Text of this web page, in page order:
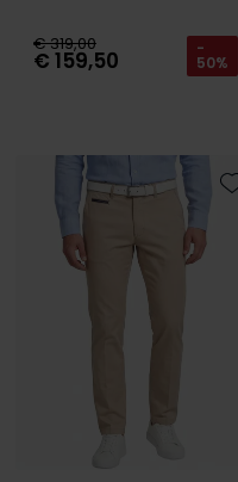
€ 319,00
€ 159,50 -
50%